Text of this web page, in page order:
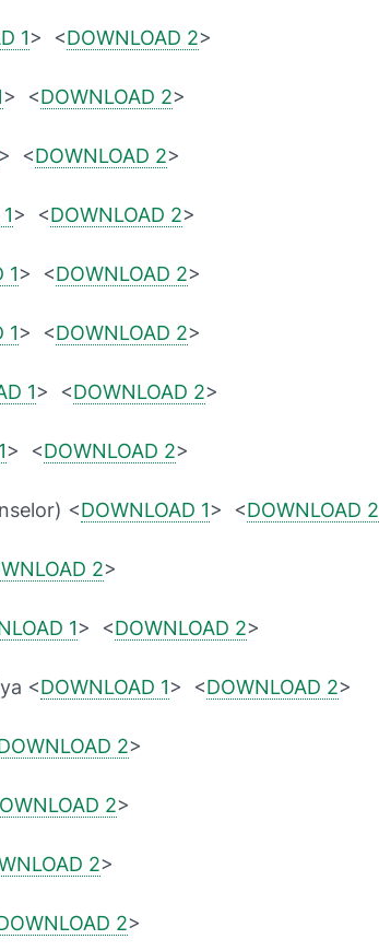
1> <DOWNLOAD 2>
> <DOWNLOAD 2>
> <DOWNLOAD 2>
> <DOWNLOAD 2>
1> <DOWNLOAD 2>
1> <DOWNLOAD 2>
1> <DOWNLOAD 2>
> <DOWNLOAD 2>
<DOWNLOAD 1> <DOWNLOAD 2
2>
1> <DOWNLOAD 2>
<DOWNLOAD 1> <DOWNLOAD 2>
2>
2>
2>
2>